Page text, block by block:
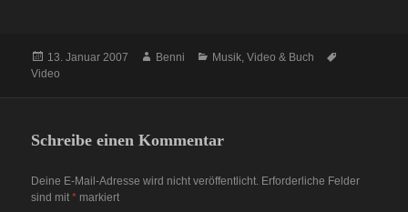
Veröffentlicht
am
13. Januar 2007 Autor
Benni Kategorien
Musik, Video & Buch
Video
Schreibe einen Kommentar
Deine E-Mail-Adresse wird nicht veröffentlicht. Erforderliche Felder
sind mit* markiert